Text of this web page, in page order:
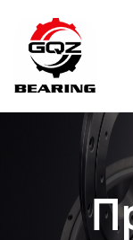
Главная
Продукция
Новости
Контакты